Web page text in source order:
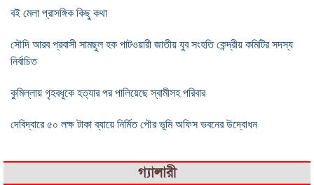
বই মেলা প্রাসঙ্গিক কিছু কথা
সৌদি আরব প্রবাসী সামছুল হক পাটওয়ারী জাতীয় যুব সংহতি কেন্দ্রীয় কমিটির সদস্য
নির্বাচিত
কুমিল্লায় গৃহবধূকে হত্যার পর পালিয়েছে স্বামীসহ পরিবার
দেবিদ্বারে ৫০ লক্ষ টাকা ব্যায়ে নির্মিত পৌর ভূমি অফিস ভবনের উদ্বোধন
গ্যালারী